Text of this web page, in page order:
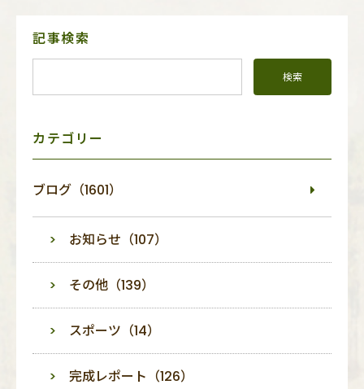
サ
ニ
記事検索
カテゴリー
ブログ（1601）
お知らせ（107）
その他（139）
スポーツ（14）
完成レポート（126）